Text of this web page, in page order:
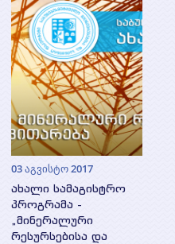
03 აგვისტო 2017
ახალი სამაგისტრო
პროგრამა -
„მინერალური
რესურსებისა და